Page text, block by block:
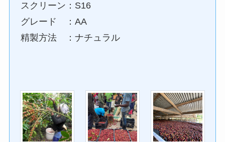
スクリーン：S16
グレード ：AA
精製方法 ：ナチュラル